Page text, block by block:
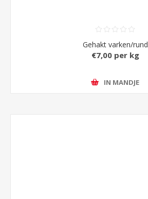
Gehakt varken/rund
€7,00 per kg
IN MANDJE